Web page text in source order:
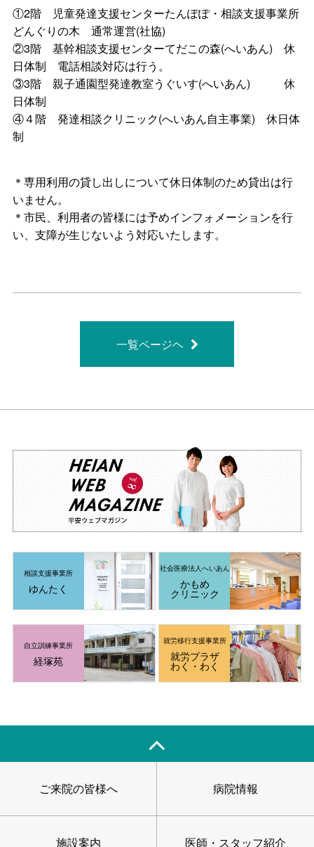
①2階 児童発達支援センターたんぽぽ・相談支援事業所
どんぐりの木 通常運営(社協)
②3階 基幹相談支援センターてだこの森(へいあん) 休
日体制 電話相談対応は行う。
③3階 親子通園型発達教室うぐいす(へいあん) 休
日体制
④４階 発達相談クリニック(へいあん自主事業) 休日体
制
＊専用利用の貸し出しについて休日体制のため貸出は行
いません。
＊市民、利用者の皆様には予めインフォメーションを行
い、支障が生じないよう対応いたします。
一覧ページヘ
相談支援事業所
ゆんたく
社会医療法人へいあん
かもめ
クリニック
自立訓練事業所
経塚苑
就労移行支援事業所
就労プラザ
わく・わく
ご来院の皆様へ 病院情報
施設案内 医師・スタッフ紹介